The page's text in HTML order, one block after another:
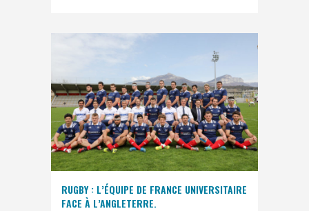
RUGBY : L’ÉQUIPE DE FRANCE UNIVERSITAIRE
FACE À L’ANGLETERRE.